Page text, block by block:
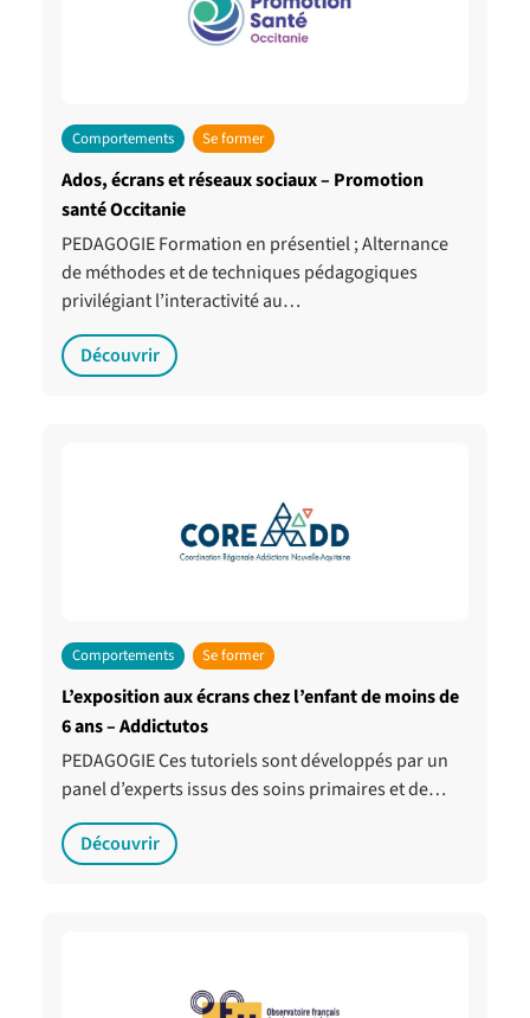
Comportements Se former
Ados, écrans et réseaux sociaux – Promotion
santé Occitanie
PEDAGOGIE Formation en présentiel ; Alternance
de méthodes et de techniques pédagogiques
privilégiant l’interactivité au…
Découvrir
Comportements Se former
L’exposition aux écrans chez l’enfant de moins de
6 ans – Addictutos
PEDAGOGIE Ces tutoriels sont développés par un
panel d’experts issus des soins primaires et de…
Découvrir